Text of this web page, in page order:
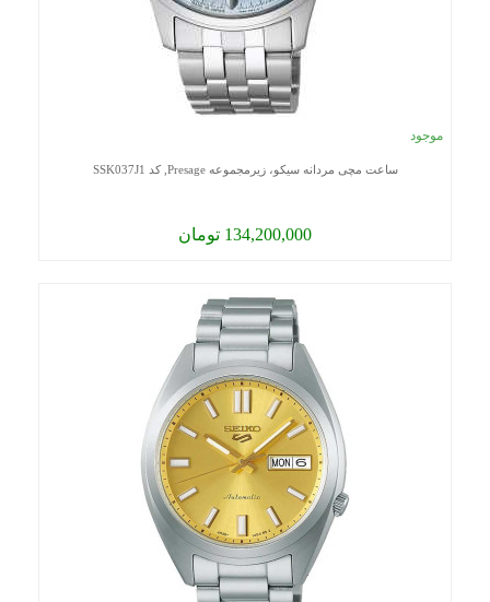
موجود
ساعت مچی مردانه سیکو، زیرمجموعه Presage, کد SSK037J1
134,200,000 تومان